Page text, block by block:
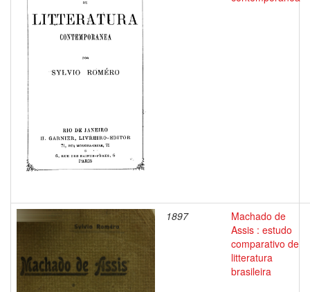
1897
Machado de
Assis : estudo
comparativo de
litteratura
brasileira